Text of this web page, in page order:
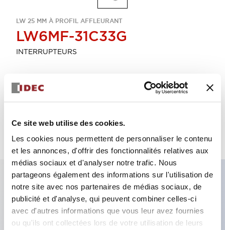
Ce site web utilise des cookies.
Les cookies nous permettent de personnaliser le contenu
et les annonces, d'offrir des fonctionnalités relatives aux
médias sociaux et d'analyser notre trafic. Nous
partageons également des informations sur l'utilisation de
notre site avec nos partenaires de médias sociaux, de
publicité et d'analyse, qui peuvent combiner celles-ci
avec d'autres informations que vous leur avez fournies
ou qu'ils ont collectées lors de votre utilisation de leurs
LW 25 MM À PROFIL AFFLEURANT
LW6MF-31C33G
INTERRUPTEURS
Sélectionner la quantité
Caractéristiques clés
Fixation par regroupement possible